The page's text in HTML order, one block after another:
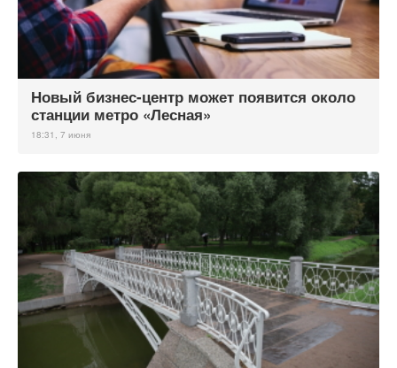
Новый бизнес-центр может появится около
станции метро «Лесная»
18:31, 7 июня